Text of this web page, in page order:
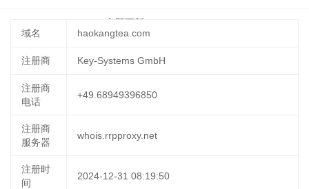
立即更新
域名
haokangtea.com
注册商 Key-Systems GmbH
注册商
电话
+49.68949396850
注册商
服务器
whois.rrpproxy.net
注册时
间
2024-12-31 08:19:50